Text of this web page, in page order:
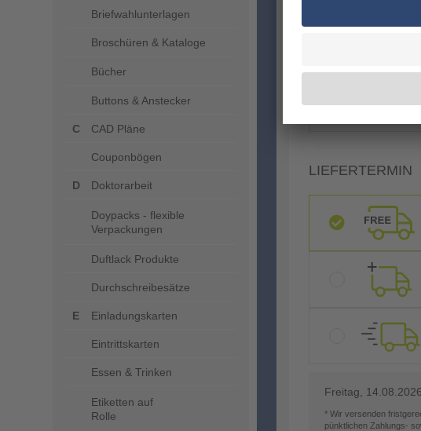
Briefwahlunterlagen
Broschüren & Kataloge
Bücher
Buttons & Anstecker
CAD Pläne
Couponbögen
Doktorarbeit
Doypacks - flexible
Verpackungen
Duftlack Produkte
Durchschreibesätze
Einladungskarten
Eintrittskarten
Essen & Trinken
Etiketten auf
Rolle
7%
LIEFERTERMIN
Freitag, 14.08.2026
* Wir versenden
pünktlichen Zahlungs-